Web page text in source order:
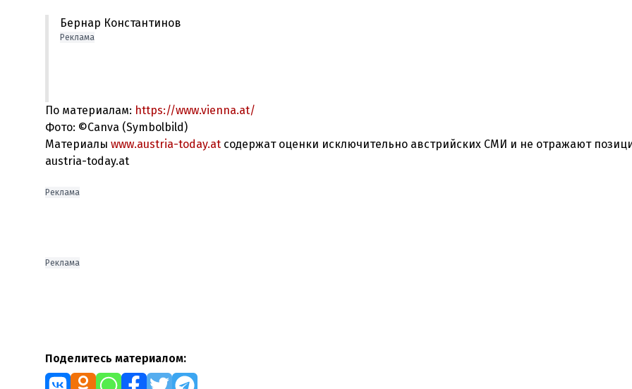
Бернар Константинов
Реклама
По материалам: https://www.vienna.at/
Фото: ©Canva (Symbolbild)
Материалы www.austria-today.at содержат оценки исключительно австрийских СМИ и не отражают
austria-today.at
Реклама
Реклама
Поделитесь материалом: